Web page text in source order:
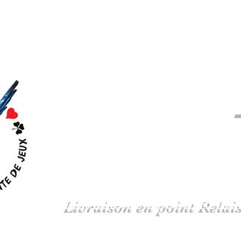
Livraison en point